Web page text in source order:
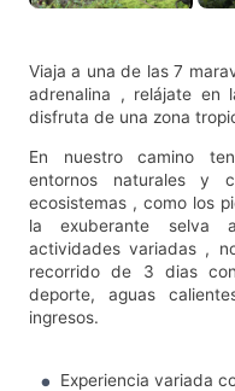
Viaja a una de las 7
adrenalina , relájate en
disfruta de una zona
En nuestro camino
entornos naturales y
ecosistemas , como los
la exuberante selva
actividades variadas ,
recorrido de 3 dias
deporte, aguas
ingresos.
Experiencia variada